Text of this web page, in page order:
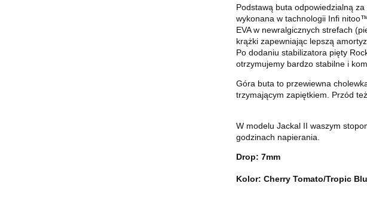
Podstawą buta odpowiedzialną
wykonana w tachnologii Infi
EVA w newralgicznych strefach
krążki zapewniając lepszą
Po dodaniu stabilizatora pięty
otrzymujemy bardzo stabilne i
Góra buta to przewiewna
trzymającym zapiętkiem. Przód
W modelu Jackal II waszym
godzinach napierania.
Drop: 7mm
Kolor: Cherry Tomato/Tropic